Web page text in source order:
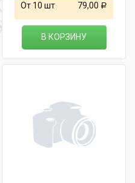
От 10 шт 79,00 Р
В КОРЗИНУ